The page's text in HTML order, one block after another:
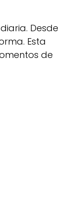
Desde
Esta
de